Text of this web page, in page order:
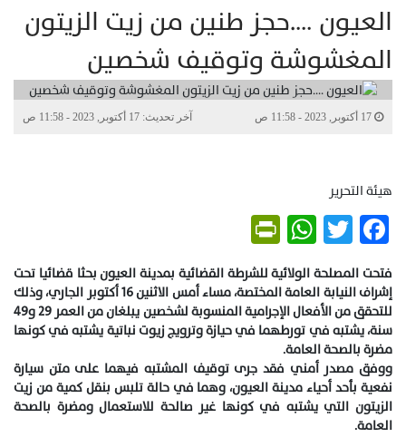
العيون ….حجز طنين من زيت الزيتون
المغشوشة وتوقيف شخصين
آخر تحديث: 17 أكتوبر, 2023 - 11:58 ص
هيئة التحرير
Facebook
Twitter
WhatsApp
فتحت المصلحة الولائية للشرطة القضائية بمدينة العيون بحثا قضائيا تحت
إشراف النيابة العامة المختصة، مساء أمس الاثنين 16 أكتوبر الجاري، وذلك
للتحقق من الأفعال الإجرامية المنسوبة لشخصين يبلغان من العمر 29 و49
سنة، يشتبه في تورطهما في حيازة وترويج زيوت نباتية يشتبه في كونها
مضرة بالصحة العامة.
ووفق مصدر أمني فقد جرى توقيف المشتبه فيهما على متن سيارة
نفعية بأحد أحياء مدينة العيون، وهما في حالة تلبس بنقل كمية من زيت
الزيتون التي يشتبه في كونها غير صالحة للاستعمال ومضرة بالصحة
العامة.